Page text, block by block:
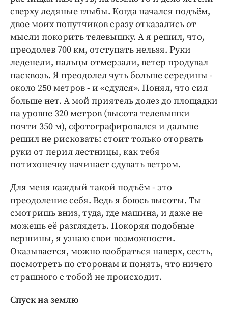
сверху ледяные глыбы. Когда начался подъём,
двое моих попутчиков сразу отказались от
мысли покорить телевышку. А я решил, что,
преодолев 700 км, отступать нельзя. Руки
леденели, пальцы отмерзали, ветер продувал
насквозь. Я преодолел чуть больше середины -
около 250 метров - и «сдулся». Понял, что сил
больше нет. А мой приятель долез до площадки
на уровне 320 метров (высота телевышки
почти 350 м), сфотографировался и дальше
решил не рисковать: стоит только оторвать
руки от перил лестницы, как тебя
потихонечку начинает сдувать ветром.
Для меня каждый такой подъём - это
преодоление себя. Ведь я боюсь высоты. Ты
смотришь вниз, туда, где машина, и даже не
можешь её разглядеть. Покоряя подобные
вершины, я узнаю свои возможности.
Оказывается, можно взобраться наверх, сесть,
посмотреть по сторонам и понять, что ничего
страшного с тобой не происходит.
Спуск на землю